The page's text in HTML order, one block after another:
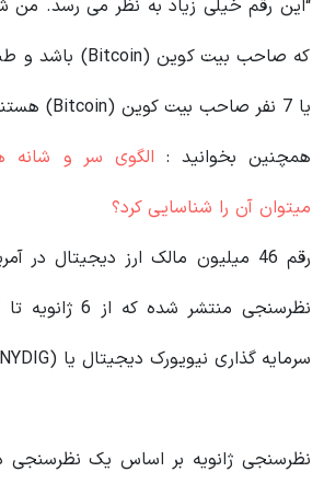
“این رقم خیلی زیاد به نظر می رسد.
یا 7 نفر صاحب بیت کوین (Bitcoin) هستند.”
همچنین بخوانید : الگوی سر و
میتوان آن را شناسایی کرد؟
رقم 46 میلیون مالک ارز دیجیتال
سرمایه گذاری نیویورک دیجیتال یا (NYDIG) انجام شده است.
نظرسنجی ژانویه بر اساس یک نظرسنجی